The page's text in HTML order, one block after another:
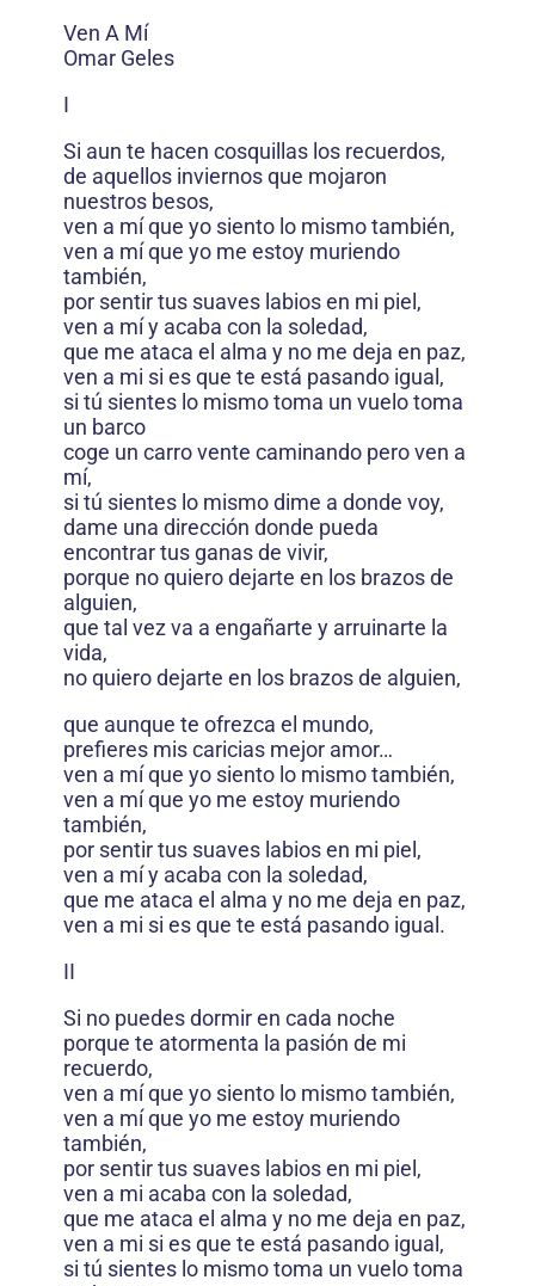
Ven A Mí
Omar Geles
I
Si aun te hacen cosquillas los recuerdos,
de aquellos inviernos que mojaron
nuestros besos,
ven a mí que yo siento lo mismo también,
ven a mí que yo me estoy muriendo
también,
por sentir tus suaves labios en mi piel,
ven a mí y acaba con la soledad,
que me ataca el alma y no me deja en paz,
ven a mi si es que te está pasando igual,
si tú sientes lo mismo toma un vuelo toma
un barco
coge un carro vente caminando pero ven a
mí,
si tú sientes lo mismo dime a donde voy,
dame una dirección donde pueda
encontrar tus ganas de vivir,
porque no quiero dejarte en los brazos de
alguien,
que tal vez va a engañarte y arruinarte la
vida,
no quiero dejarte en los brazos de alguien,
que aunque te ofrezca el mundo,
prefieres mis caricias mejor amor…
ven a mí que yo siento lo mismo también,
ven a mí que yo me estoy muriendo
también,
por sentir tus suaves labios en mi piel,
ven a mí y acaba con la soledad,
que me ataca el alma y no me deja en paz,
ven a mi si es que te está pasando igual.
II
Si no puedes dormir en cada noche
porque te atormenta la pasión de mi
recuerdo,
ven a mí que yo siento lo mismo también,
ven a mí que yo me estoy muriendo
también,
por sentir tus suaves labios en mi piel,
ven a mi acaba con la soledad,
que me ataca el alma y no me deja en paz,
ven a mi si es que te está pasando igual,
si tú sientes lo mismo toma un vuelo toma